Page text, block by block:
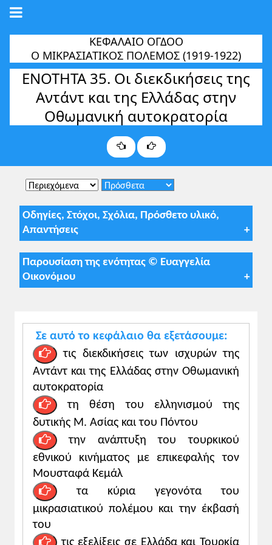
ΚΕΦΑΛΑΙΟ ΟΓΔΟΟ
Ο ΜΙΚΡΑΣΙΑΤΙΚΟΣ ΠΟΛΕΜΟΣ (1919-1922)
ΕΝΟΤΗΤΑ 35. Οι διεκδικήσεις της
Αντάντ και της Ελλάδας στην
Οθωμανική αυτοκρατορία
Οδηγίες, Στόχοι, Σχόλια, Πρόσθετο υλικό,
Απαντήσεις
Σύμφωνα με τις οδηγίες για τη σχολική
χρονιά 2025-26
ώστε οι μαθητές και οι μαθήτριες να
αντιληφθούν:
α) τις διεκδικήσεις του Βενιζέλου στο
Συνέδριο του Παρισιού, σ. 100
β) τη σημασία της στρατιωτικής
παρουσίας της Ελλάδας στη Μ. Ασία για τη
Βρετανία, σ. 100
γ) τις αντιδράσεις των Ελλήνων της Μ.
Ασίας και των Τούρκων, σ. 101
Υποστηρικτικό υλικό:
Πηγές σχολ. βιβλίου.
Προτεινόμενη δραστηριότητα:
- Άσκηση/δραστηριότητα 1, σ. 101 του
σχολ. βιβλίου.
Παρουσίαση της ενότητας © Ευαγγελία
Οικονόμου
Σε αυτό το κεφάλαιο θα εξετάσουμε:
τις διεκδικήσεις των ισχυρών της
Αντάντ και της Ελλάδας στην Οθωμανική
αυτοκρατορία
τη θέση του ελληνισμού της
δυτικής Μ. Ασίας και του Πόντου
την ανάπτυξη του τουρκικού
εθνικού κινήματος με επικεφαλής τον
Μουσταφά Κεμάλ
τα κύρια γεγονότα του
μικρασιατικού πολέμου και την έκβασή
του
τις εξελίξεις σε Ελλάδα και Τουρκία